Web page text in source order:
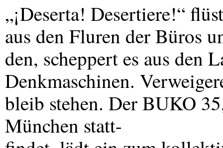
„¡Deserta! Desertiere!“
aus den Fluren der Büros
den, scheppert es aus den
Denkmaschinen.
bleib stehen. DerBUKO
München statt-